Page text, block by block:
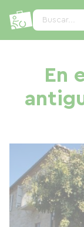
Buscar...
En
Panel de